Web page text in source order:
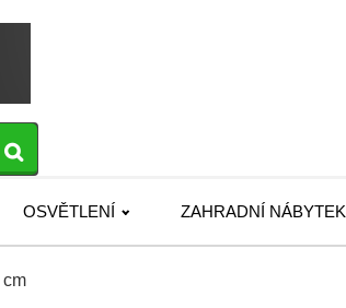
OSVĚTLENÍ ZAHRADNÍ NÁBYTEK